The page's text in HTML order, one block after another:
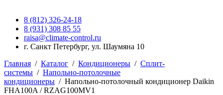
8 (812) 326-24-18
8 (931) 308 85 55
raisa@climate-control.ru
г. Санкт Петербург, ул. Шаумяна 10
Главная / Каталог / Кондиционеры / Сплит-
системы / Напольно-потолочные
кондиционеры / Напольно-потолочный кондиционер Daikin
FHA100A / RZAG100MV1